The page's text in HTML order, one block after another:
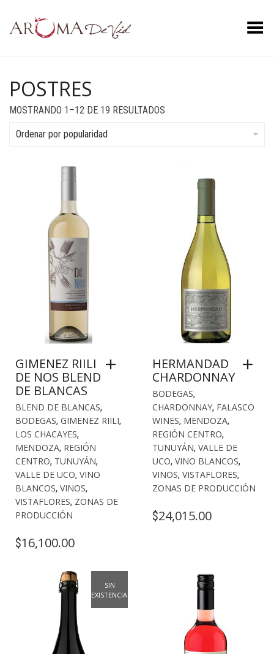
Menú
POSTRES
MOSTRANDO 1–12 DE 19 RESULTADOS
Ordenar por popularidad
GIMENEZ RIILI
DE NOS BLEND
DE BLANCAS
BLEND DE BLANCAS,
BODEGAS, GIMENEZ RIILI,
LOS CHACAYES,
MENDOZA, REGIÓN
CENTRO, TUNUYÁN,
VALLE DE UCO, VINO
BLANCOS, VINOS,
VISTAFLORES, ZONAS DE
PRODUCCIÓN
$16,100.00
HERMANDAD
CHARDONNAY
BODEGAS,
CHARDONNAY, FALASCO
WINES, MENDOZA,
REGIÓN CENTRO,
TUNUYÁN, VALLE DE
UCO, VINO BLANCOS,
VINOS, VISTAFLORES,
ZONAS DE PRODUCCIÓN
$24,015.00
SIN
EXISTENCIAS